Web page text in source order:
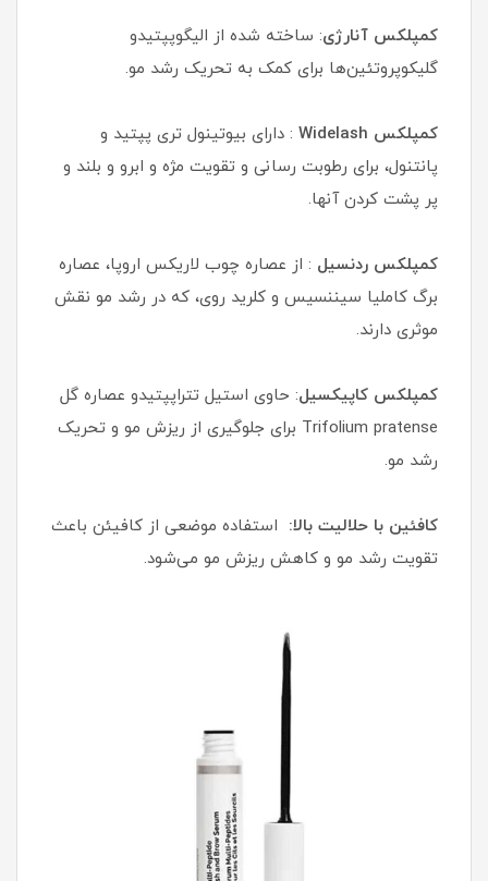
کمپلکس آنارژی: ساخته شده از الیگوپپتیدو
گلیکوپروتئین‌ها برای کمک به تحریک رشد مو.
کمپلکس Widelash
: دارای بیوتینول تری پپتید و
پانتنول، برای رطوبت رسانی و تقویت مژه و ابرو و بلند و
پر پشت کردن آنها.
کمپلکس ردنسیل : از عصاره چوب لاریکس اروپا، عصاره
برگ کاملیا سیننسیس و کلرید روی، که در رشد مو نقش
موثری دارند.
کمپلکس کاپیکسیل: حاوی استیل تتراپپتیدو عصاره گل
Trifolium pratense برای جلوگیری از ریزش مو و تحریک
رشد مو.
کافئین با حلالیت بالا: استفاده موضعی از کافیئن باعث
تقویت رشد مو و کاهش ریزش مو می‌شود.